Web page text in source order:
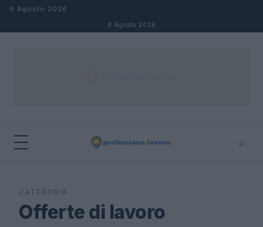
Salta al contenuto
8 Agosto 2026
8 Agosto 2026
⌕
CATEGORIA
Offerte di lavoro